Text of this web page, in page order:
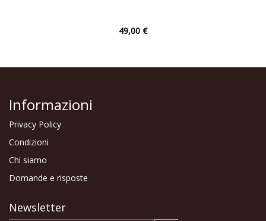
49,00 €
Informazioni
Privacy Policy
Condizioni
Chi siamo
Domande e risposte
Newsletter